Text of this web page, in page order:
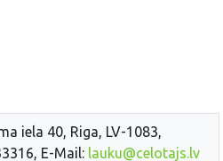
iela 40, Riga, LV-1083,
E-Mail: lauku@celotajs.lv